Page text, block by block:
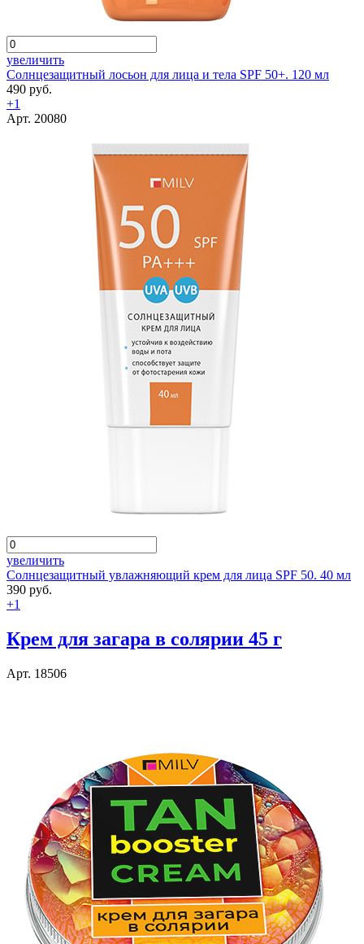
увеличить
Солнцезащитный лосьон для лица и тела SPF 50+. 120 мл
490 руб.
+1
Арт. 20080
увеличить
Солнцезащитный увлажняющий крем для лица SPF 50. 40 мл
390 руб.
+1
Крем для загара в солярии 45 г
Арт. 18506